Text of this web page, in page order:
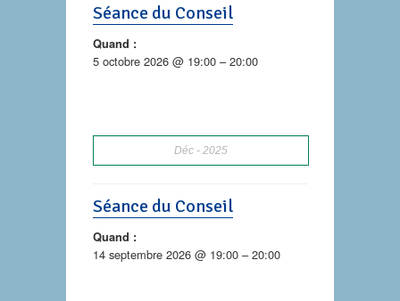
Séance du Conseil
Quand :
5 octobre 2026 @ 19:00 – 20:00
Déc 2025
Séance du Conseil
Quand :
14 septembre 2026 @ 19:00 – 20:00